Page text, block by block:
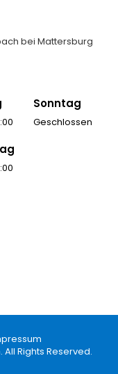
bei Mattersburg
Sonntag
Geschlossen
Rights Reserved.